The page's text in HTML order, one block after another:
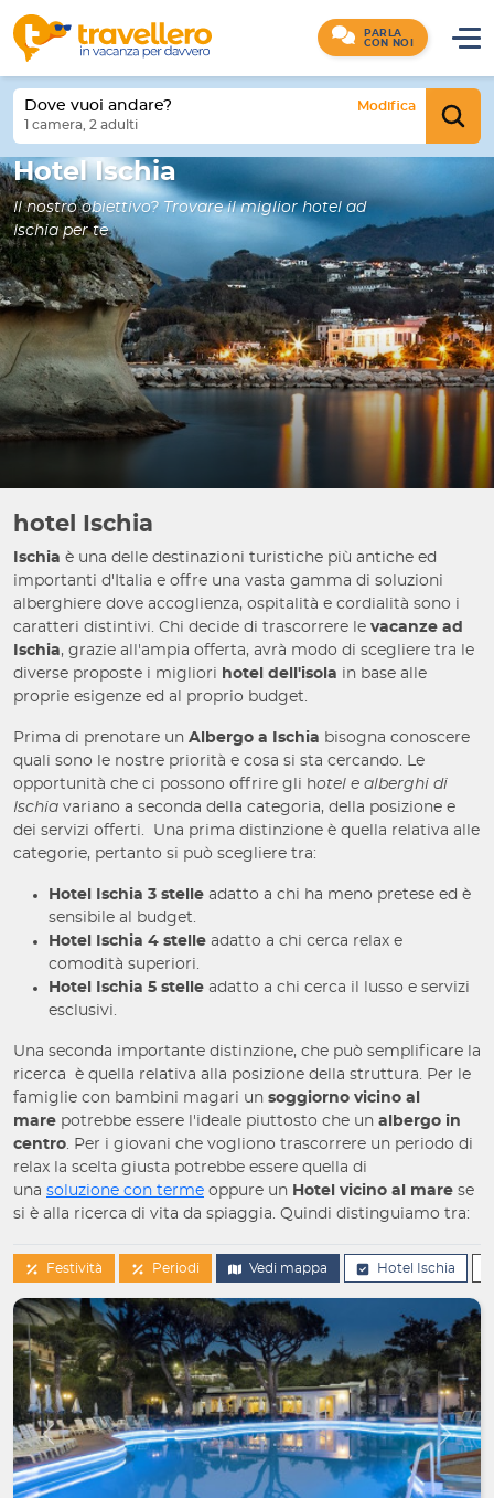
PARLA
CON NOI
Dove vuoi andare?
Modifica
1 camera, 2 adulti
Hotel Ischia
Il nostro obiettivo? Trovare il miglior hotel ad
Ischia per te
hotel Ischia
Ischia è una delle destinazioni turistiche più antiche ed
importanti d'Italia e offre una vasta gamma di soluzioni
alberghiere dove accoglienza, ospitalità e cordialità sono i
caratteri distintivi. Chi decide di trascorrere le vacanze ad
Ischia, grazie all'ampia offerta, avrà modo di scegliere tra le
diverse proposte i migliori hotel dell'isola in base alle
proprie esigenze ed al proprio budget.
Prima di prenotare un Albergo a Ischia bisogna conoscere
quali sono le nostre priorità e cosa si sta cercando. Le
opportunità che ci possono offrire gli hotel e alberghi di
Ischia variano a seconda della categoria, della posizione e
dei servizi offerti. Una prima distinzione è quella relativa alle
categorie, pertanto si può scegliere tra:
Hotel Ischia 3 stelle adatto a chi ha meno pretese ed è
sensibile al budget.
Hotel Ischia 4 stelle adatto a chi cerca relax e
comodità superiori.
Hotel Ischia 5 stelle adatto a chi cerca il lusso e servizi
esclusivi.
Una seconda importante distinzione, che può semplificare la
ricerca è quella relativa alla posizione della struttura. Per le
famiglie con bambini magari un soggiorno vicino al
mare potrebbe essere l'ideale piuttosto che un albergo in
centro. Per i giovani che vogliono trascorrere un periodo di
relax la scelta giusta potrebbe essere quella di
una soluzione con terme oppure un Hotel vicino al mare se
si è alla ricerca di vita da spiaggia. Quindi distinguiamo tra:
Festività Periodi Vedi mappa Hotel Ischia
Indietro Avanti